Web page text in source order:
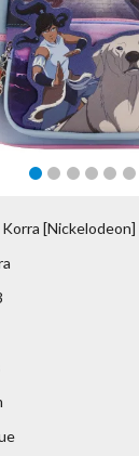
[Nickelodeon]